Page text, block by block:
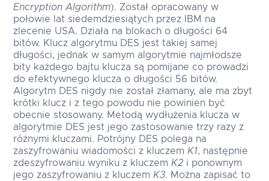
Encryption Algorithm). Został opracowany w
połowie lat siedemdziesiątych przez IBM na
zlecenie USA. Działa na blokach o długości 64
bitów. Klucz algorytmu DES jest takiej samej
długości, jednak w samym algorytmie najmłodsze
bity każdego bajtu klucza są pomijane co prowadzi
do efektywnego klucza o długości 56 bitów.
Algorytm DES nigdy nie został złamany, ale ma zbyt
krótki klucz i z tego powodu nie powinien być
obecnie stosowany. Metodą wydłużenia klucza w
algorytmie DES jest jego zastosowanie trzy razy z
różnymi kluczami. Potrójny DES polega na
zaszyfrowaniu wiadomości z kluczem K1, następnie
zdeszyfrowaniu wyniku z kluczem K2 i ponownym
jego zaszyfrowaniu z kluczem K3. Można zapisać to